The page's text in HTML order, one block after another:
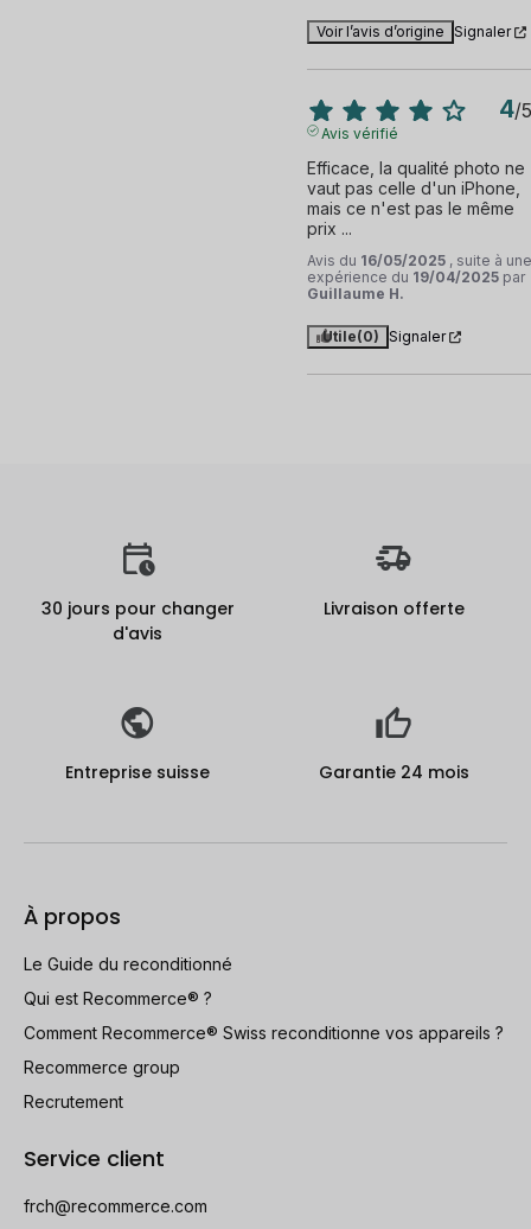
Voir l’avis d’origine Signaler
4/5
Avis vérifié
Efficace, la qualité photo ne
vaut pas celle d'un iPhone,
mais ce n'est pas le même
prix ...
Avis du 16/05/2025 , suite à une
expérience du 19/04/2025 par
Guillaume H.
Utile(0) Signaler
30 jours pour changer
d'avis
Livraison offerte
Entreprise suisse Garantie 24 mois
À propos
Le Guide du reconditionné
Qui est Recommerce® ?
Comment Recommerce® Swiss reconditionne vos appareils ?
Recommerce group
Recrutement
Service client
frch@recommerce.com